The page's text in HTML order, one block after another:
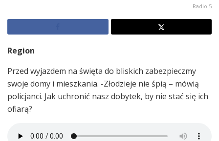
Radio 5
Region
Przed wyjazdem na święta do bliskich zabezpieczmy
swoje domy i mieszkania. -Złodzieje nie śpią – mówią
policjanci. Jak uchronić nasz dobytek, by nie stać się ich
ofiarą?